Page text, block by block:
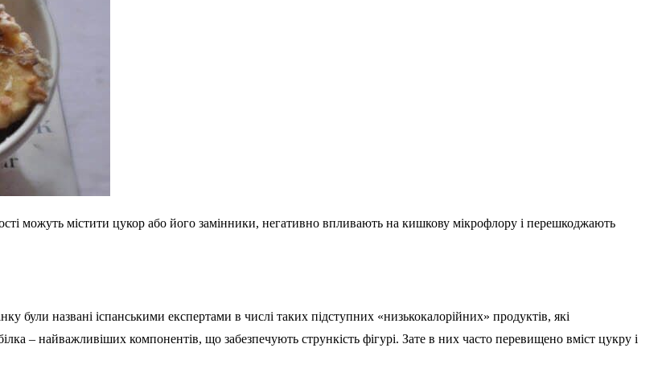
можуть містити цукор або його замінники, негативно впливають на кишкову мікрофлору і перешкоджають
були названі іспанськими експертами в числі таких підступних «низькокалорійних» продуктів, які
– найважливіших компонентів, що забезпечують стрункість фігурі. Зате в них часто перевищено вміст цукру і